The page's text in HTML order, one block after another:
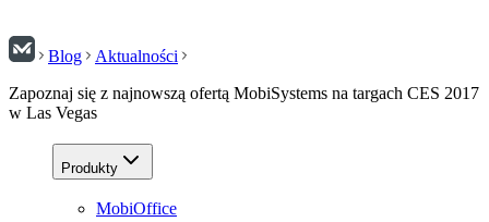
Blog
Aktualności
Zapoznaj się z najnowszą ofertą MobiSystems na targach CES 2017
w Las Vegas
Produkty
MobiOffice